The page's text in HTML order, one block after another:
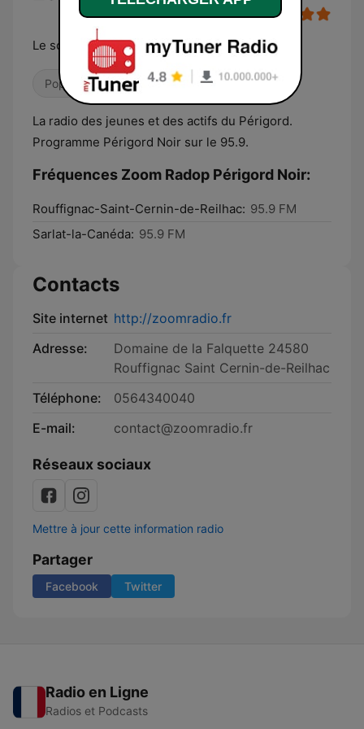
Le son du Périgord Noir
Pop / Top 40 Danse / EDM Locales
La radio des jeunes et des actifs du Périgord.
Programme Périgord Noir sur le 95.9.
Fréquences Zoom Radop Périgord Noir:
Rouffignac-Saint-Cernin-de-Reilhac: 95.9 FM
Sarlat-la-Canéda: 95.9 FM
Contacts
Site internet http://zoomradio.fr
Adresse:
Domaine de la Falquette 24580
Rouffignac Saint Cernin-de-Reilhac
Téléphone:
0564340040
E-mail:
contact@zoomradio.fr
Réseaux sociaux
Mettre à jour cette information radio
Partager
Facebook Twitter
Radio en Ligne
Radios et Podcasts